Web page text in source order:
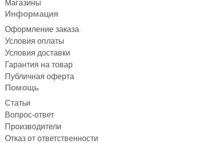
Магазины
Информация
Оформление заказа
Условия оплаты
Условия доставки
Гарантия на товар
Публичная оферта
Помощь
Статьи
Вопрос-ответ
Производители
Отказ от ответственности